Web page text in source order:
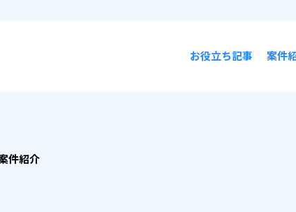
お役立ち記事 案件
件紹介